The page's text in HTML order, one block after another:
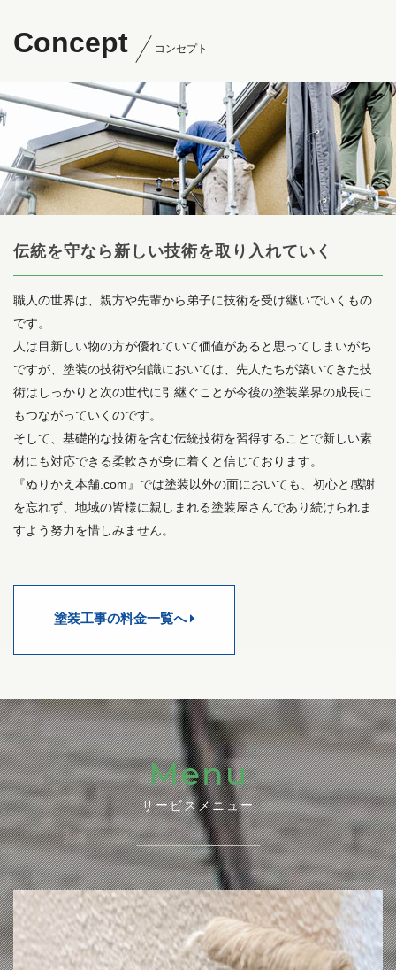
Concept コンセプト
伝統を守なら新しい技術を取り入れていく
職人の世界は、親方や先輩から弟子に技術を受け継いでいくもの
です。
人は目新しい物の方が優れていて価値があると思ってしまいがち
ですが、塗装の技術や知識においては、先人たちが築いてきた技
術はしっかりと次の世代に引継ぐことが今後の塗装業界の成長に
もつながっていくのです。
そして、基礎的な技術を含む伝統技術を習得することで新しい素
材にも対応できる柔軟さが身に着くと信じております。
『ぬりかえ本舗.com』では塗装以外の面においても、初心と感謝
を忘れず、地域の皆様に親しまれる塗装屋さんであり続けられま
すよう努力を惜しみません。
塗装工事の料金一覧へ
Menu
サービスメニュー